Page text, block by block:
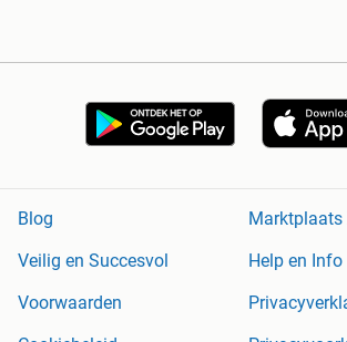
Blog
Veilig en Succesvol
Help en Info
Voorwaarden